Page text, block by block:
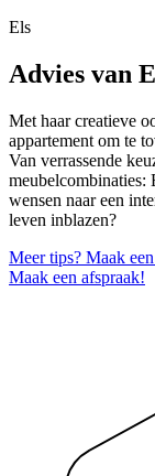
Els
Advies van
Met haar creatieve
appartement om te
Van verrassende
meubelcombinaties:
wensen naar een
leven inblazen?
Meer tips? Maak
Maak een afspraak!